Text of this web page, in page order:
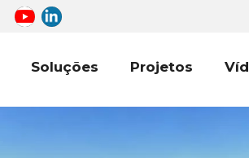
Soluções Projetos